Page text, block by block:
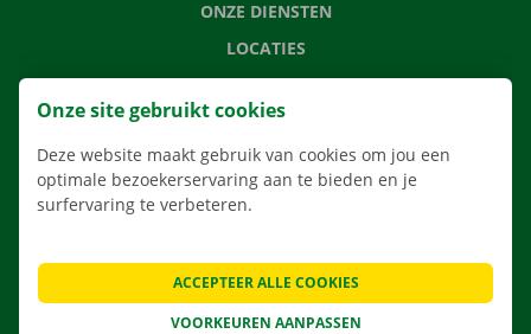
ONZE DIENSTEN
LOCATIES
APP
VERHUISOPLOSSINGEN
VEELGESTELDE VRAGEN
NIEUWS
Onze site gebruikt cookies
Deze website maakt gebruik van cookies om jou een
optimale bezoekerservaring aan te bieden en je
surfervaring te verbeteren.
VOORKEUREN AANPASSEN
ACCEPTEER ALLE COOKIES